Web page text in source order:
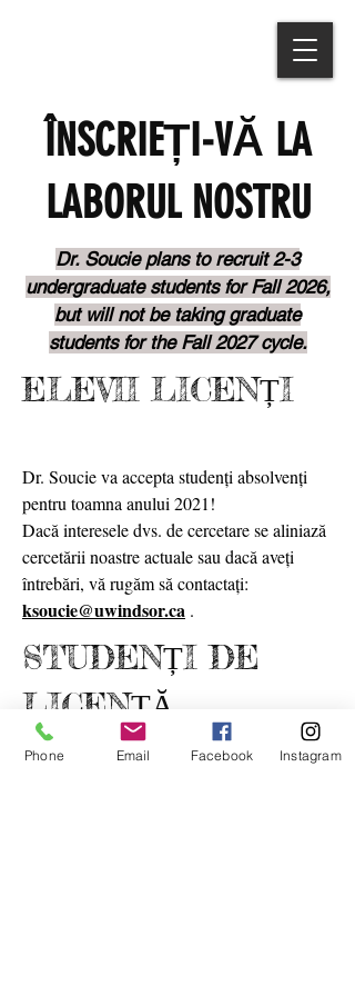
ÎNSCRIEȚI-VĂ LA
LABORUL NOSTRU
Dr. Soucie plans to recruit 2-3
undergraduate students for Fall 2026,
but will not be taking graduate
students for the Fall 2027 cycle.
ELEVII LICENȚI
Dr. Soucie va accepta studenți absolvenți
pentru toamna anului 2021!
Dacă interesele dvs. de cercetare se aliniază
cercetării noastreactualesau dacă aveți
întrebări, vă rugăm să contactați:
ksoucie@uwindsor.ca .
STUDENȚI DE
LICENȚĂ
Dacă sunteți interesat să deveniți un asistent
Phone Email Facebook Instagram